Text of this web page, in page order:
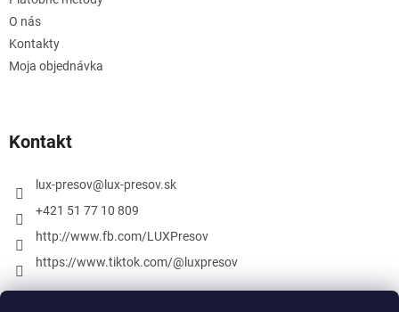
O nás
Kontakty
Moja objednávka
Kontakt
lux-presov@ lux-presov.sk
+421 51 77 10 809
http://www.fb.com/LUXPresov
https://www.tiktok.com/@luxpresov